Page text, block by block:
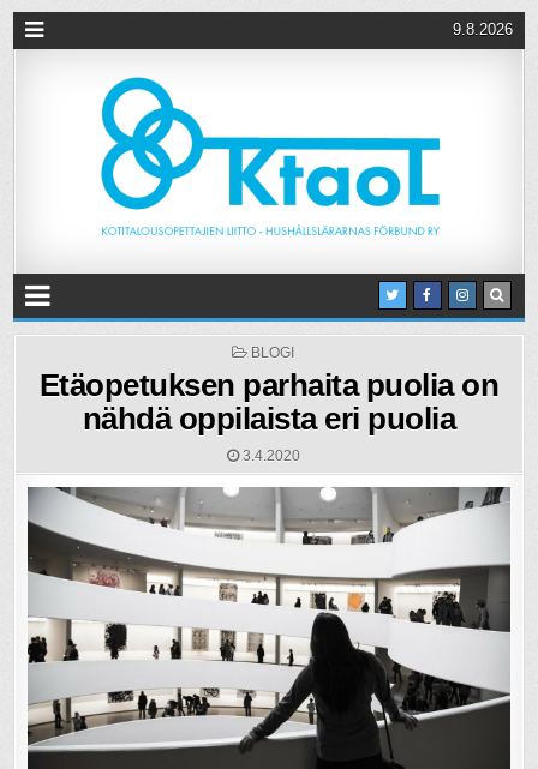
9.8.2026
POSTED
BLOGI
Etäopetuksen parhaita puolia on
nähdä oppilaista eri puolia
3.4.2020